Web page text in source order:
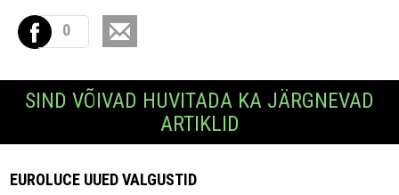
0
SIND VÕIVAD HUVITADA KA JÄRGNEVAD
ARTIKLID
EUROLUCE UUED VALGUSTID